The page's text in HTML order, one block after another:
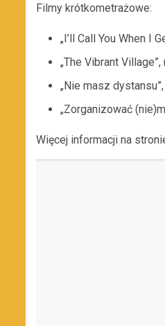
Filmy krótkometrażowe:
„I’ll Call You When I
„The Vibrant
„Nie masz
„Zorganizować
Więcej informacji na